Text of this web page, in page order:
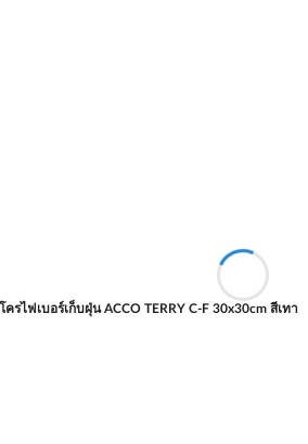
ครไฟเบอร์เก็บฝุ่น ACCO TERRY C-F 30x30cm สีเทา